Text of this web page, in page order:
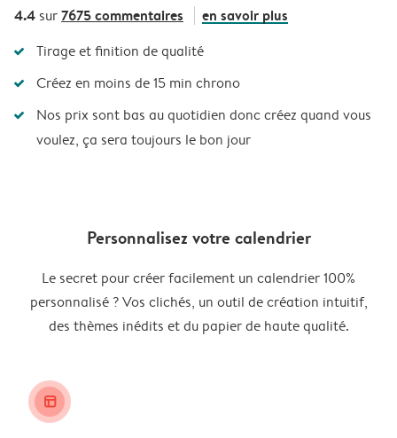
4.4 sur7675 commentaires en savoir plus
Tirage et finition de qualité
Créez en moins de 15 min chrono
Nos prix sont bas au quotidien donc créez quand vous
voulez, ça sera toujours le bon jour
Personnalisez votre calendrier
Le secret pour créer facilement un calendrier 100%
personnalisé ? Vos clichés, un outil de création intuitif,
des thèmes inédits et du papier de haute qualité.
layout_alt